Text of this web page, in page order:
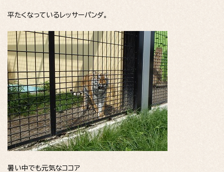
平たくなっているレッサーパンダ。
暑い中でも元気なココア